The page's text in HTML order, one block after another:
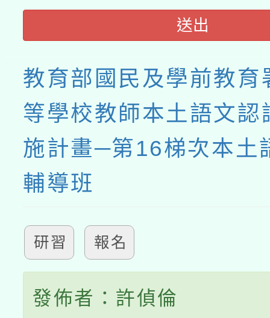
送出
教育部國民及學前教育
等學校教師本土語文認
施計畫─第16梯次本土
輔導班
研習 報名
發佈者：許偵倫